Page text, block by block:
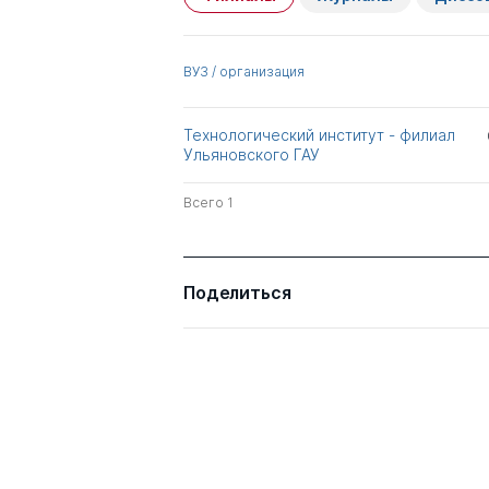
Федорович
Шаманин Владимир
Петрович
д.с.-х.н.
Всего 2
ВУЗ / организация
Технологический институт - филиал
Ульяновского ГАУ
Всего 1
Поделиться